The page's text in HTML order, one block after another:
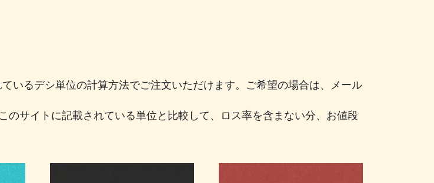
いるデシ単位の計算方法でご注文いただけます。ご希望の場合は、メール
サイトに記載されている単位と比較して、ロス率を含まない分、お値段